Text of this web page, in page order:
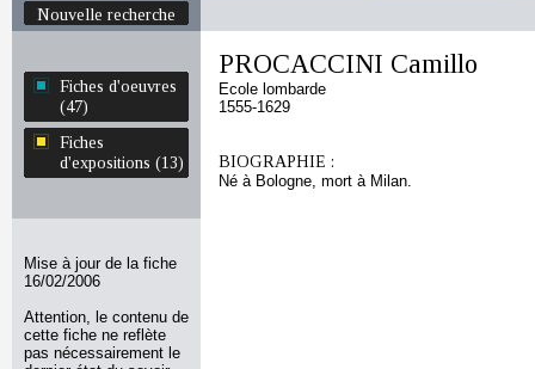
Nouvelle recherche
Fiches d'oeuvres
(47)
Fiches
d'expositions (13)
Mise à jour de la fiche
16/02/2006
Attention, le contenu de
cette fiche ne reflète
pas nécessairement le
PROCACCINI Camillo
Ecole lombarde
1555-1629
BIOGRAPHIE :
Né à Bologne, mort à Milan.